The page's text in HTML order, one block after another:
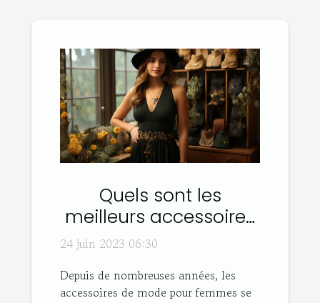
Quels sont les
meilleurs accessoires
de mode pour
24 juin 2023 06:30
Depuis de nombreuses années, les
accessoires de mode pour femmes se